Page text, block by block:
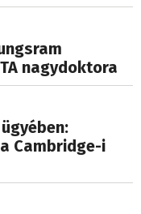
nagydoktora
Cambridge-i